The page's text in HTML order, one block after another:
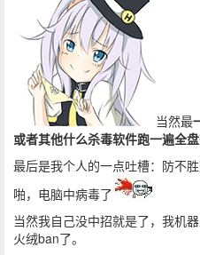
当然最
或者其他什么杀毒软件跑一遍全
最后是我个人的一点吐槽：防不
啪，电脑中病毒了
当然我自己没中招就是了，我机
火绒ban了。